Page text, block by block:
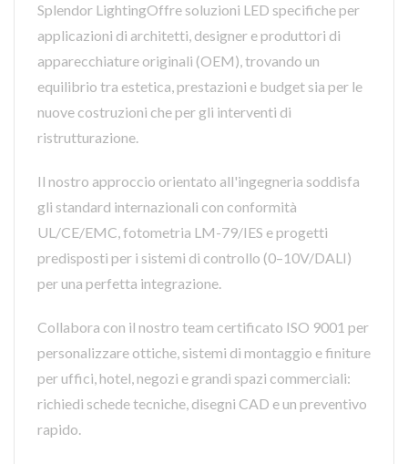
Splendor LightingOffre soluzioni LED specifiche per
applicazioni di architetti, designer e produttori di
apparecchiature originali (OEM), trovando un
equilibrio tra estetica, prestazioni e budget sia per le
nuove costruzioni che per gli interventi di
ristrutturazione.
Il nostro approccio orientato all'ingegneria soddisfa
gli standard internazionali con conformità
UL/CE/EMC, fotometria LM-79/IES e progetti
predisposti per i sistemi di controllo (0–10V/DALI)
per una perfetta integrazione.
Collabora con il nostro team certificato ISO 9001 per
personalizzare ottiche, sistemi di montaggio e finiture
per uffici, hotel, negozi e grandi spazi commerciali:
richiedi schede tecniche, disegni CAD e un preventivo
rapido.